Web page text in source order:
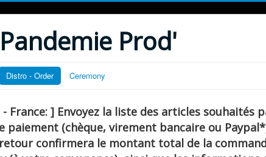
Prod'
Distro - Order Ceremony
France: ] Envoyez la liste des articles souhaités
paiement (chèque, virement bancaire ou
confirmera le montant total de la